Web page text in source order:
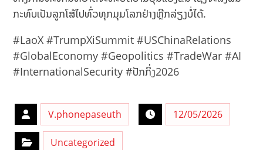
ກະທົບເປັນລູກໂສ້ໄປທົ່ວທຸກມຸມໂລກຢ່າງຫຼີກລ່ຽງບໍ່ໄດ້.
#LaoX #TrumpXiSummit #USChinaRelations
#GlobalEconomy #Geopolitics #TradeWar #AI
#InternationalSecurity #ປັກກິ່ງ2026
V.phonepaseuth 12/05/2026
Uncategorized